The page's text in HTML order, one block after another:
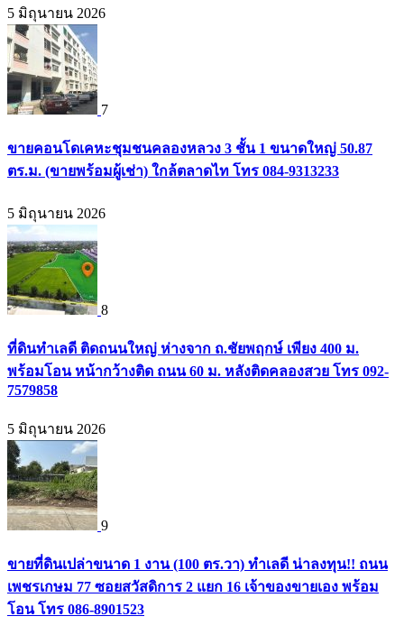
5 มิถุนายน 2026
7
ขายคอนโดเคหะชุมชนคลองหลวง 3 ชั้น 1 ขนาดใหญ่ 50.87
ตร.ม. (ขายพร้อมผู้เช่า) ใกล้ตลาดไท โทร 084-9313233
5 มิถุนายน 2026
8
ที่ดินทำเลดี ติดถนนใหญ่ ห่างจาก ถ.ชัยพฤกษ์ เพียง 400 ม.
พร้อมโอน หน้ากว้างติด ถนน 60 ม. หลังติดคลองสวย โทร 092-
7579858
5 มิถุนายน 2026
9
ขายที่ดินเปล่าขนาด 1 งาน (100 ตร.วา) ทำเลดี น่าลงทุน!! ถนน
เพชรเกษม 77 ซอยสวัสดิการ 2 แยก 16 เจ้าของขายเอง พร้อม
โอน โทร 086-8901523